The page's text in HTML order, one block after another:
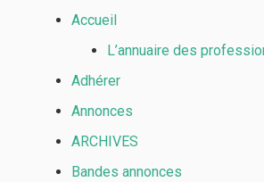
Accueil
L’annuaire des
Adhérer
Annonces
ARCHIVES
Bandes annonces